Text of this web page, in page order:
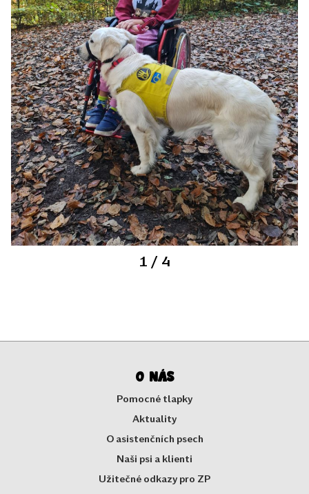
1 / 4
O nás
Pomocné tlapky
Aktuality
O asistenčních psech
Naši psi a klienti
Užitečné odkazy pro ZP